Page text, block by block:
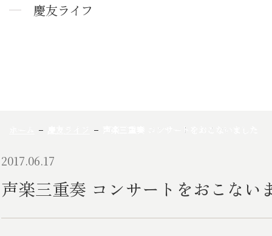
慶友ライフ
慶友ライフ 声楽三重奏 コンサートをおこないました
2017.06.17
声楽三重奏 コンサートをおこない